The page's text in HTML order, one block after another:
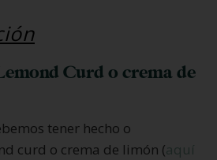
Curd o crema de
tener hecho o
curd o crema de limón (aquí